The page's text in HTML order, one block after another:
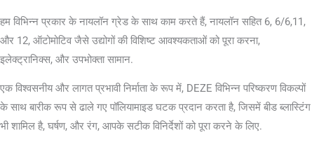
हम विभिन्न प्रकार के नायलॉन ग्रेड के साथ काम करते हैं, नायलॉन सहित 6, 6/6,11,
और 12, ऑटोमोटिव जैसे उद्योगों की विशिष्ट आवश्यकताओं को पूरा करना,
इलेक्ट्रानिक्स, और उपभोक्ता सामान.
एक विश्वसनीय और लागत प्रभावी निर्माता के रूप में, DEZE विभिन्न परिष्करण विकल्पों
के साथ बारीक रूप से ढाले गए पॉलियामाइड घटक प्रदान करता है, जिसमें बीड ब्लास्टिंग
भी शामिल है, घर्षण, और रंग, आपके सटीक विनिर्देशों को पूरा करने के लिए.